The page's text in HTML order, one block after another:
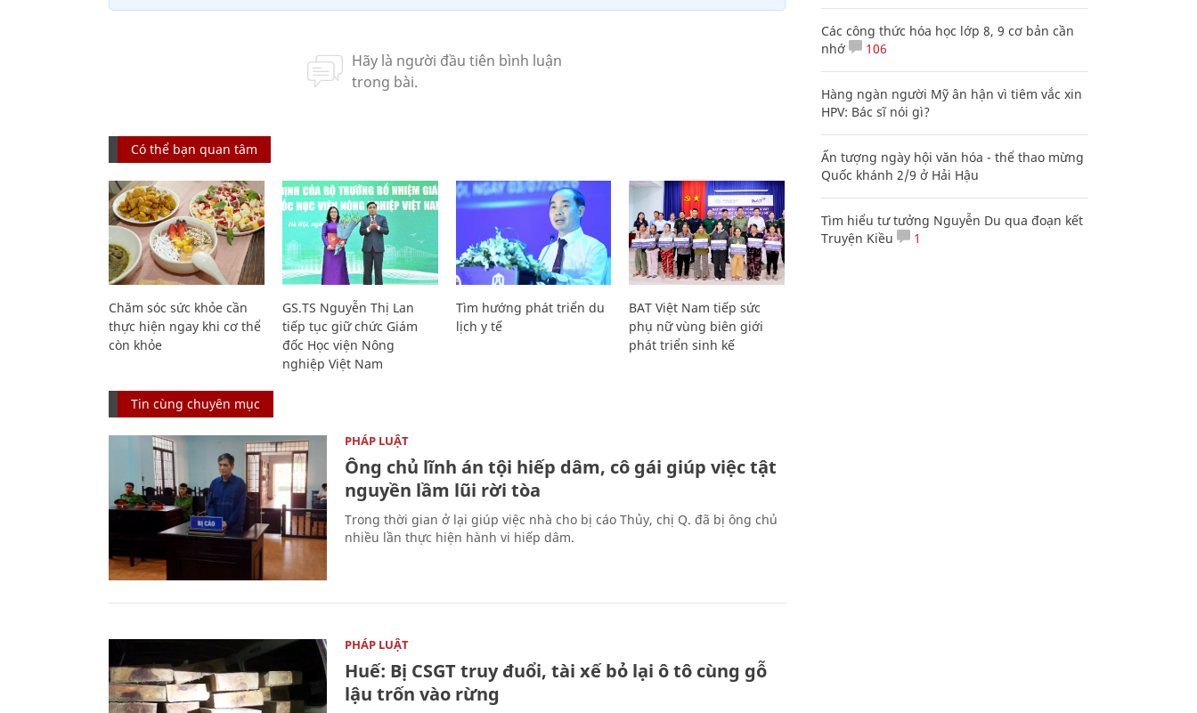
Có thể bạn quan tâm
Chăm sóc sức khỏe cần
thực hiện ngay khi cơ thể
còn khỏe
GS.TS Nguyễn Thị Lan
tiếp tục giữ chức Giám
đốc Học viện Nông
nghiệp Việt Nam
Tìm hướng phát triển du
lịch y tế
BAT Việt Nam tiếp sức
phụ nữ vùng biên giới
phát triển sinh kế
Tin cùng chuyên mục
PHÁP LUẬT
Ông chủ lĩnh án tội hiếp dâm, cô gái giúp việc tật
nguyền lầm lũi rời tòa
Trong thời gian ở lại giúp việc nhà cho bị cáo Thủy, chị Q. đã bị ông chủ
nhiều lần thực hiện hành vi hiếp dâm.
PHÁP LUẬT
Huế: Bị CSGT truy đuổi, tài xế bỏ lại ô tô cùng gỗ
lậu trốn vào rừng
Các công thức hóa học lớp 8, 9 cơ bản cần
nhớ
106
Hàng ngàn người Mỹ ân hận vì tiêm vắc xin
HPV: Bác sĩ nói gì?
Ấn tượng ngày hội văn hóa - thể thao mừng
Quốc khánh 2/9 ở Hải Hậu
Tìm hiểu tư tưởng Nguyễn Du qua đoạn kết
Truyện Kiều
1